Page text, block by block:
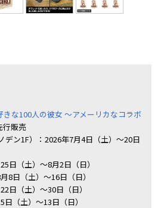
きな100人の彼女 ～アメーリカなコラボ
行販売
デン1F）：2026年7月4日（土）～20日
日（土）～8月2日（日）
8日（土）～16日（日）
日（土）～30日（日）
（土）～13日（日）